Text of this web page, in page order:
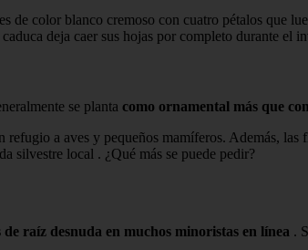
de color blanco cremoso con cuatro pétalos que
deja caer sus hojas por completo durante el
se planta como ornamental más que
a aves y pequeños mamíferos. Además,
silvestre local . ¿Qué más se puede pedir?
raíz desnuda en muchos minoristas en línea .